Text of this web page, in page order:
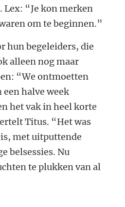
“Je kon merken
om te beginnen.”
hun begeleiders, die
alleen nog maar
“We ontmoetten
een halve week
het vak in heel korte
Titus. “Het was
met uitputtende
belsessies. Nu
te plukken van al